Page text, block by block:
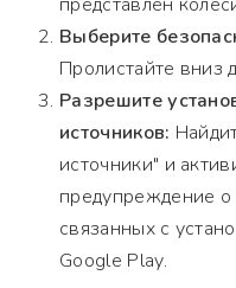
Выберите
Пролистайте вниз
Разрешите
источников:
источники" и
предупреждение о
связанных с
Google Play.